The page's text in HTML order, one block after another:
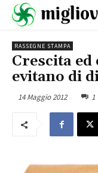
RASSEGNE STAMPA
Crescita
evitano di
14 Maggio 2012 1